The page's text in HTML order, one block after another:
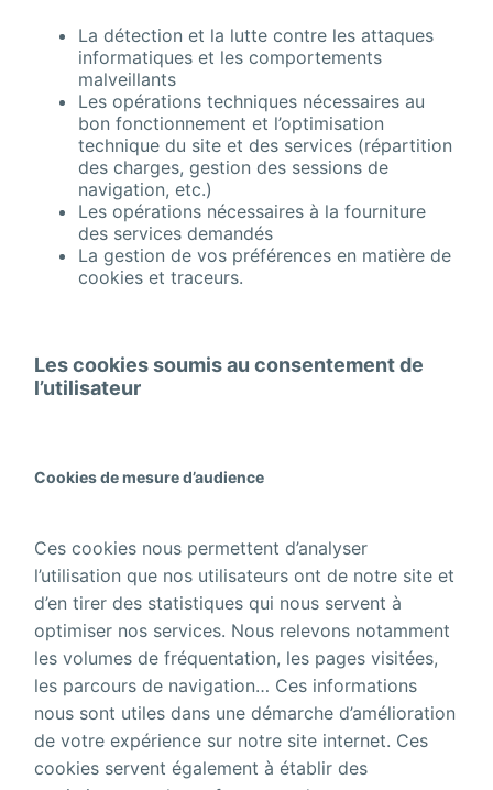
La détection et la lutte contre les attaques
informatiques et les comportements
malveillants
Les opérations techniques nécessaires au
bon fonctionnement et l’optimisation
technique du site et des services (répartition
des charges, gestion des sessions de
navigation, etc.)
Les opérations nécessaires à la fourniture
des services demandés
La gestion de vos préférences en matière de
cookies et traceurs.
Les cookies soumis au consentement de
l’utilisateur
Cookies de mesure d’audience
Ces cookies nous permettent d’analyser
l’utilisation que nos utilisateurs ont de notre site et
d’en tirer des statistiques qui nous servent à
optimiser nos services. Nous relevons notamment
les volumes de fréquentation, les pages visitées,
les parcours de navigation… Ces informations
nous sont utiles dans une démarche d’amélioration
de votre expérience sur notre site internet. Ces
cookies servent également à établir des